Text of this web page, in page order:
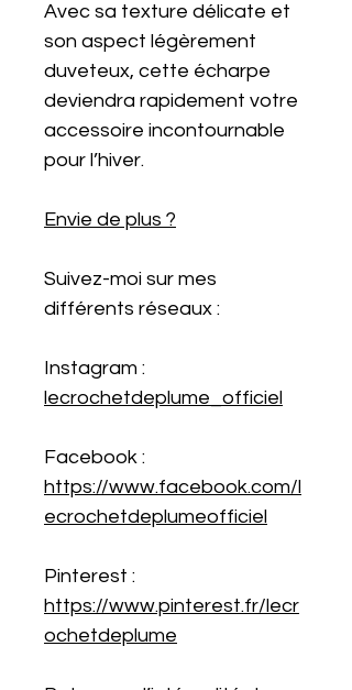
Avec sa texture délicate et
son aspect légèrement
duveteux, cette écharpe
deviendra rapidement votre
accessoire incontournable
pour l’hiver.
Envie de plus ?
Suivez-moi sur mes
différents réseaux :
Instagram :
lecrochetdeplume_officiel
Facebook :
https://www.facebook.com/l
ecrochetdeplumeofficiel
Pinterest :
https://www.pinterest.fr/lecr
ochetdeplume